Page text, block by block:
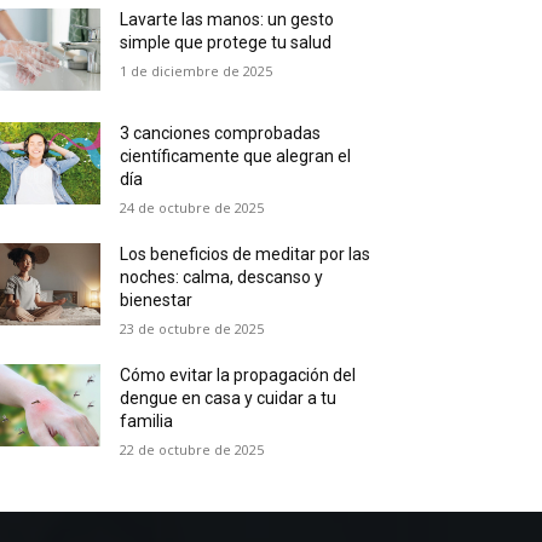
Lavarte las manos: un gesto
simple que protege tu salud
1 de diciembre de 2025
3 canciones comprobadas
científicamente que alegran el
día
24 de octubre de 2025
Los beneficios de meditar por las
noches: calma, descanso y
bienestar
23 de octubre de 2025
Cómo evitar la propagación del
dengue en casa y cuidar a tu
familia
22 de octubre de 2025